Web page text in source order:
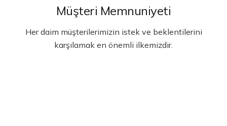
Müşteri Memnuniyeti
Her daim müşterilerimizin istek ve beklentilerini
karşılamak en önemli ilkemizdir.